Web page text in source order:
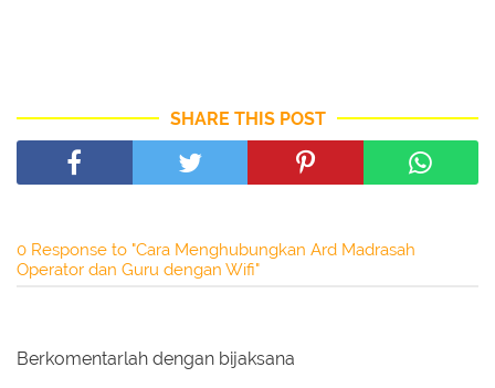
SHARE THIS POST
0 Response to "Cara Menghubungkan Ard Madrasah
Operator dan Guru dengan Wifi"
Berkomentarlah dengan bijaksana